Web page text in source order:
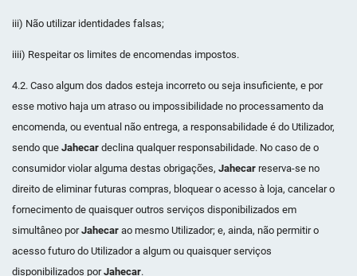
iii) Não utilizar identidades falsas;
iiii) Respeitar os limites de encomendas impostos.
4.2. Caso algum dos dados esteja incorreto ou seja insuficiente, e por
esse motivo haja um atraso ou impossibilidade no processamento da
encomenda, ou eventual não entrega, a responsabilidade é do Utilizador,
sendo que Jahecardeclina qualquer responsabilidade. No caso de o
consumidor violar alguma destas obrigações, Jahecarreserva-se no
direito de eliminar futuras compras, bloquear o acesso à loja, cancelar o
fornecimento de quaisquer outros serviços disponibilizados em
simultâneo porJahecarao mesmo Utilizador; e, ainda, não permitir o
acesso futuro do Utilizador a algum ou quaisquer serviços
disponibilizados porJahecar.